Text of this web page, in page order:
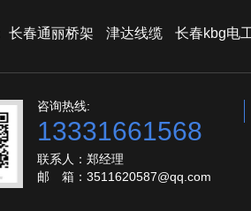
长春通丽桥架 津达线缆 长春kbg电
咨询热线:
13331661568
联系人：郑经理
邮 箱：3511620587@qq.com